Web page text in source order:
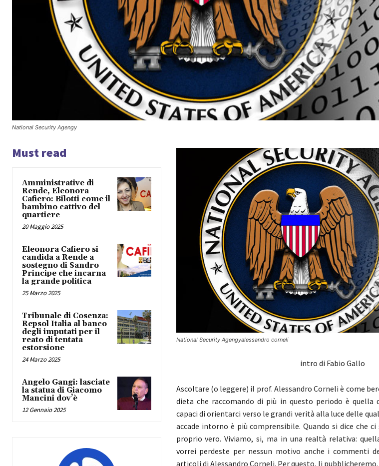
National Security Agengy
Must read
Amministrative di
Rende, Eleonora
Cafiero: Bilotti come il
bambino cattivo del
quartiere
20 Maggio 2025
Eleonora Cafiero si
candida a Rende a
sostegno di Sandro
Principe che incarna
la grande politica
25 Marzo 2025
Tribunale di Cosenza:
Repsol Italia al banco
degli imputati per il
reato di tentata
estorsione
24 Marzo 2025
Angelo Gangi: lasciate
la statua di Giacomo
Mancini dov’è
12 Gennaio 2025
National Security Agengyalessandro corneli
intro di Fabio Gallo
Ascoltare (o leggere) il prof. Alessandro Corneli è come
dieta che raccomando di più in questo periodo è
capaci di orientarci verso le grandi verità alla luce delle
accade intorno è più comprensibile. Quando si dice che
proprio vero. Viviamo, si, ma in una realtà relativa:
vorrei perdeste per nessun motivo anche i commenti
articoli di Alessandro Corneli. Per questo, li